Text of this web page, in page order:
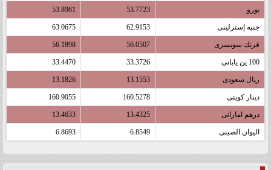
يورو 53.7723
53.8961
جنيه إسترلينى 62.9153
63.0675
فرنك سويسرى 56.0507
56.1898
100 ين يابانى 33.3726
33.4470
ريال سعودى 13.1553
13.1826
دينار كويتى 160.5278
160.9055
درهم اماراتى 13.4325
13.4633
اليوان الصينى 6.8549
6.8693